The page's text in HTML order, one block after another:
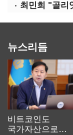
뉴스리듬
비트코인도
국가자산으로…'